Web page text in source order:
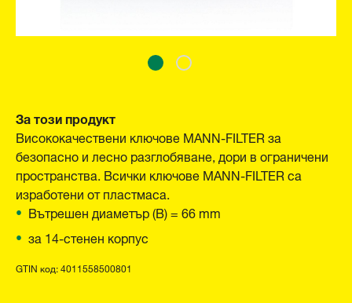
За този продукт
Висококачествени ключове MANN-FILTER за
безопасно и лесно разглобяване, дори в ограничени
пространства. Всички ключове MANN-FILTER са
изработени от пластмаса.
Вътрешен диаметър (B) = 66 mm
за 14-стенен корпус
GTIN код: 4011558500801